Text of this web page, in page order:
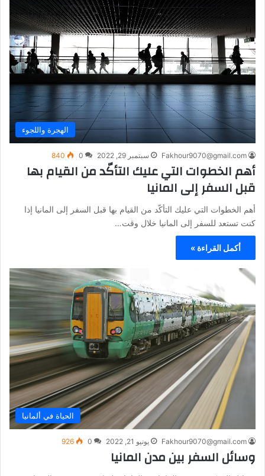
الهجرة واللجوء
Fakhour9070@gmail.com سبتمبر 29, 2022 0
840
أهم الخطوات التي عليك التأكّد من القيام بها
قبل السفر إلى المانيا
أهم الخطوات التي عليك التأكّد من القيام بها قبل السفر إلى المانيا إذا
كنت تستعد للسفر إلى المانيا خلال وقت…
أكمل القراءة »
الحياة في ألمانيا
Fakhour9070@gmail.com يونيو 21, 2022 0
926
وسائل السفر بين مدن المانيا